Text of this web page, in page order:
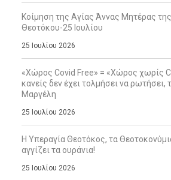
Κοίμηση της Αγίας Άννας Μητέρας
Θεοτόκου-25 Ιουλίου
25 Ιουλίου 2026
«Χώρος Covid Free» = «Χώρος χωρίς
κανείς δεν έχει τολμήσει να ρωτήσει,
Μαργέλη
25 Ιουλίου 2026
Η Υπεραγία Θεοτόκος, τα
αγγίζει τα ουράνια!
25 Ιουλίου 2026